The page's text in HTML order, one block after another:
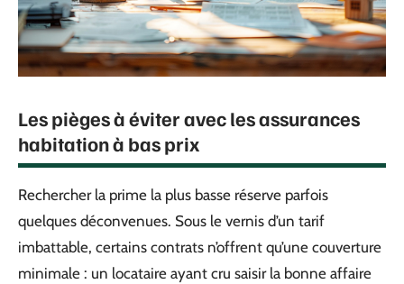
Les pièges à éviter avec les assurances
habitation à bas prix
Rechercher la prime la plus basse réserve parfois
quelques déconvenues. Sous le vernis d’un tarif
imbattable, certains contrats n’offrent qu’une couverture
minimale : un locataire ayant cru saisir la bonne affaire